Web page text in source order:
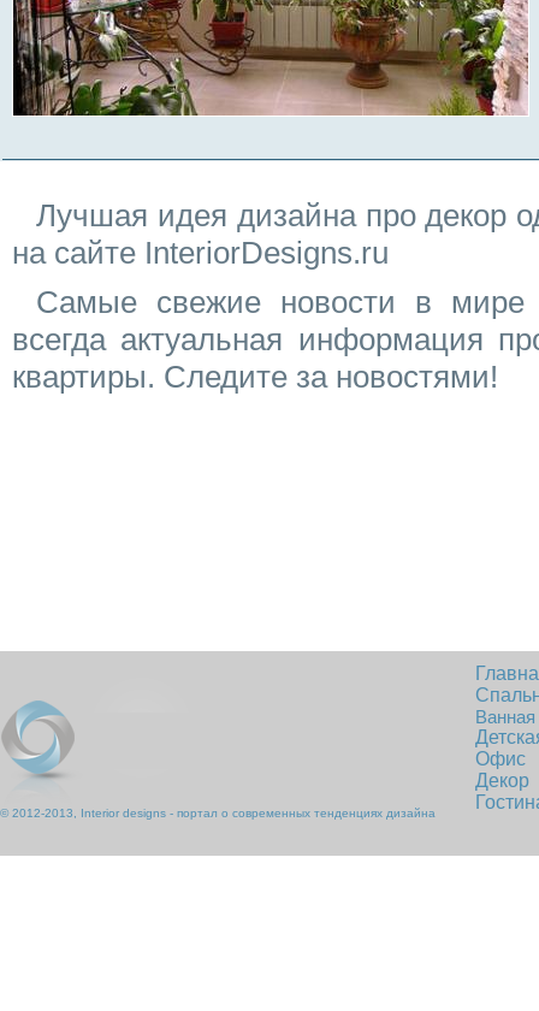
Лучшая идея дизайна про декор
на сайте InteriorDesigns.ru
Самые свежие новости в мире
всегда актуальная информация
квартиры. Следите за новостями!
© 2012-2013, Interior designs - портал о современных тенденциях дизайна
Ванная
Офис
Декор